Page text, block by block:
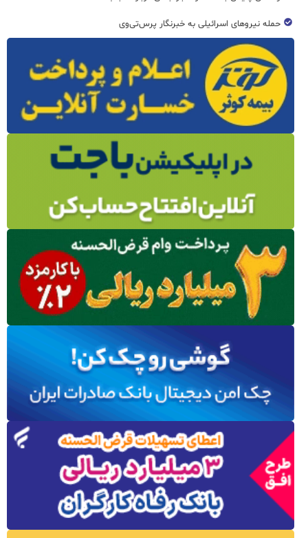
حمله نیروهای اسرائیلی به خبرنگار پرس‌تی‌وی